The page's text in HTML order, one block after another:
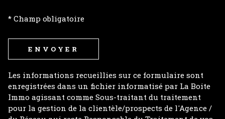
* Champ obligatoire
ENVOYER
Les informations recueillies sur ce formulaire sont
enregistrées dans un fichier informatisé par La Boite
Immo agissant comme Sous-traitant du traitement
pour la gestion de la clientèle/prospects de l'Agence /